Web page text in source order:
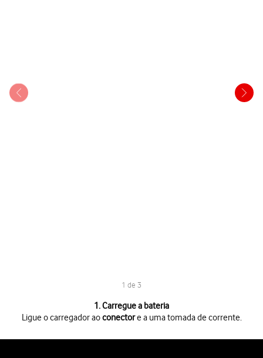
1 de 3
1. Carregue a bateria
Ligue o carregador aoconectore a uma tomada de corrente.
Quandoo ícone de bateria em carregamentofor mostrado no ecrã, a